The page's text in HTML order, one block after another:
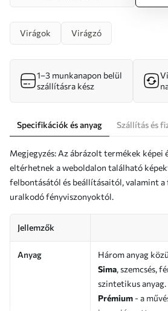
Virágok Virágzó
1–3 munkanapon belül
szállításra kész
Specifikációk és anyag Szállítás és
Megjegyzés: Az ábrázolt termékek képei
eltérhetnek a weboldalon található
felbontásától és beállításaitól, valamint a
uralkodó fényviszonyoktól.
Jellemzők
Anyag
Három anyag
Sima, szemcsés,
szintetikus anyag.
Prémium - a